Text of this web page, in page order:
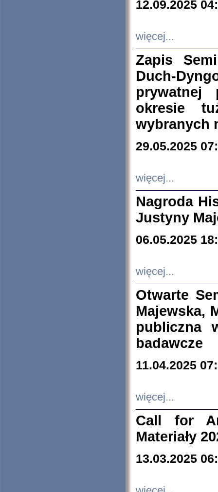
12.09.2025
więcej...
Zapis
Duch-
prywatnej
okresie
wybranych
29.05.2025
więcej...
Nagroda
Justyny
06.05.2025
więcej...
Otwarte
Majewska,
publiczna
badawcze
11.04.2025
więcej...
Call for
Materiały
13.03.2025